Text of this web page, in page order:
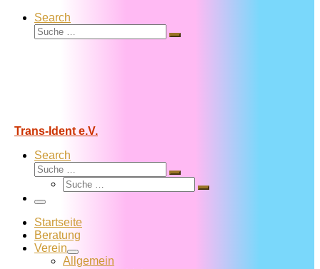
Search
Suche
Suche
Trans-Ident e.V.
Search
Suche
Suche
Suche
Suche
Menü
Startseite
Beratung
Verein
Allgemein